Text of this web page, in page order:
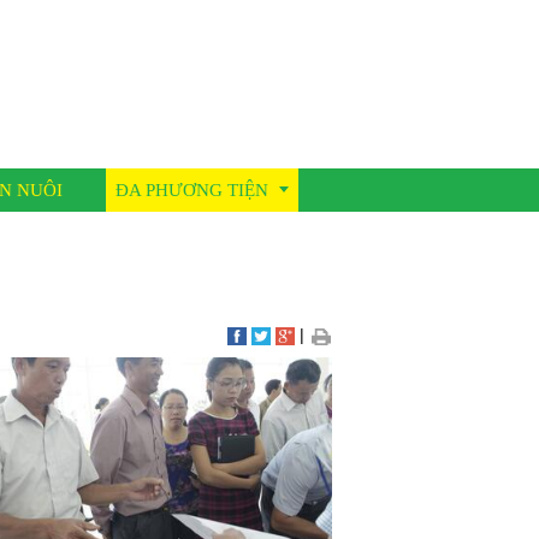
NUÔI ĐA PHƯƠNG TIỆN
|